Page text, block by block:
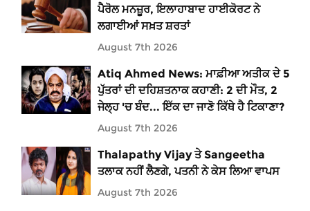
ਪੈਰੋਲ ਮਨਜ਼ੂਰ, ਇਲਾਹਾਬਾਦ ਹਾਈਕੋਰਟ ਨੇ
ਲਗਾਈਆਂ ਸਖ਼ਤ ਸ਼ਰਤਾਂ
August 7th 2026
Atiq Ahmed News: ਮਾਫ਼ੀਆ ਅਤੀਕ ਦੇ 5
ਪੁੱਤਰਾਂ ਦੀ ਦਹਿਸ਼ਤਨਾਕ ਕਹਾਣੀ: 2 ਦੀ ਮੌਤ, 2
ਜੇਲ੍ਹ 'ਚ ਬੰਦ... ਇੱਕ ਦਾ ਜਾਣੋ ਕਿੱਥੇ ਹੈ ਟਿਕਾਣਾ?
August 7th 2026
Thalapathy Vijay ਤੇ Sangeetha
ਤਲਾਕ ਨਹੀਂ ਲੈਣਗੇ, ਪਤਨੀ ਨੇ ਕੇਸ ਲਿਆ ਵਾਪਸ
August 7th 2026